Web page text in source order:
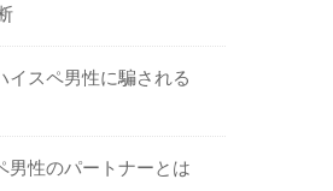
イスペ男性に騙される
男性のパートナーとは